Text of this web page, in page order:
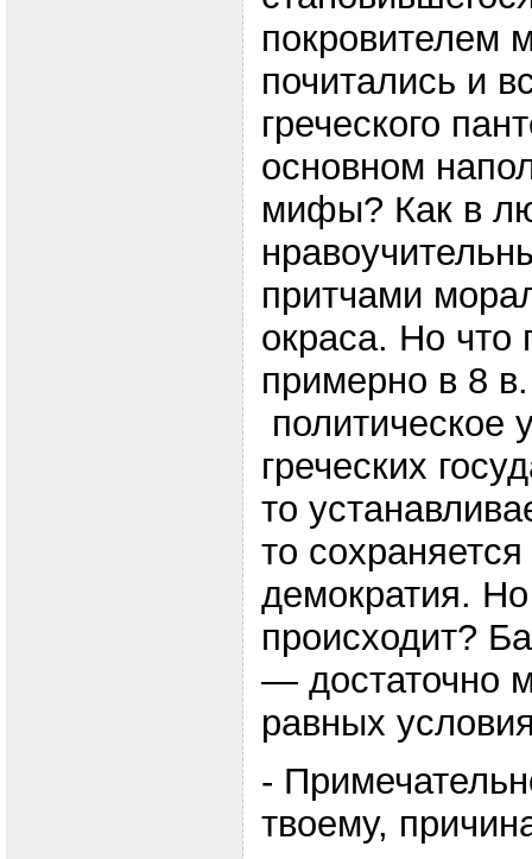
покровителем
почитались и
греческого
основном
мифы? Как в
притчами
окраса. Но что
примерно в 8
политическое
греческих
то
то
демократия.
происходит?
— достаточно
равных
-
твоему,